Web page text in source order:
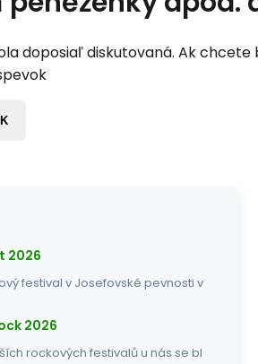
doposiaľ diskutovaná. Ak chcete
2026
festival v Josefovské pevnosti v
2026
rockových festivalů u nás se bl